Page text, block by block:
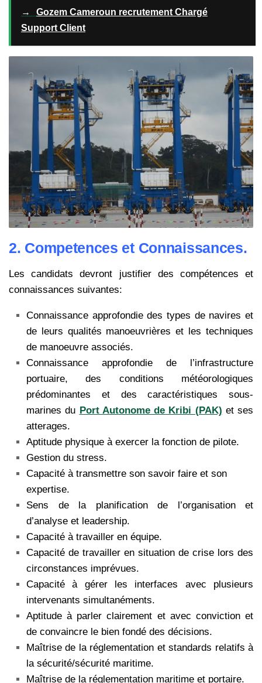
→
Gozem Cameroun recrutement Chargé
Support Client
2. Competences et Connaissances.
Les candidats devront justifier des compétences et
connaissances suivantes:
Connaissance approfondie des types de navires et
de leurs qualités manoeuvrières et les techniques
de manoeuvre associés.
Connaissance approfondie de l’infrastructure
portuaire, des conditions météorologiques
prédominantes et des caractéristiques sous-
marines du Port Autonome de Kribi (PAK) et ses
atterages.
Aptitude physique à exercer la fonction de pilote.
Gestion du stress.
Capacité à transmettre son savoir faire et son
expertise.
Sens de la planification de l’organisation et
d’analyse et leadership.
Capacité à travailler en équipe.
Capacité de travailler en situation de crise lors des
circonstances imprévues.
Capacité à gérer les interfaces avec plusieurs
intervenants simultanéments.
Aptitude à parler clairement et avec conviction et
de convaincre le bien fondé des décisions.
Maîtrise de la réglementation et standards relatifs à
la sécurité/sécurité maritime.
Maîtrise de la réglementation maritime et portaire.